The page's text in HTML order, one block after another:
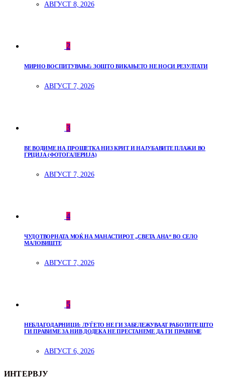
АВГУСТ 8, 2026
2
МИРНО ВОСПИТУВАЊЕ: ЗОШТО ВИКАЊЕТО НЕ НОСИ РЕЗУЛТАТИ
АВГУСТ 7, 2026
3
ВЕ ВОДИМЕ НА ПРОШЕТКА НИЗ КРИТ И НАЈУБАВИТЕ ПЛАЖИ ВО
ГРЦИЈА (ФОТОГАЛЕРИЈА)
АВГУСТ 7, 2026
4
ЧУДОТВОРНАТА МОЌ НА МАНАСТИРОТ „СВЕТА АНА“ ВО СЕЛО
МАЛОВИШТЕ
АВГУСТ 7, 2026
5
НЕБЛАГОДАРНИЦИ: ЛУЃЕТО НЕ ГИ ЗАБЕЛЕЖУВААТ РАБОТИТЕ ШТО
ГИ ПРАВИМЕ ЗА НИВ ДОДЕКА НЕ ПРЕСТАНЕМЕ ДА ГИ ПРАВИМЕ
АВГУСТ 6, 2026
ИНТЕРВЈУ